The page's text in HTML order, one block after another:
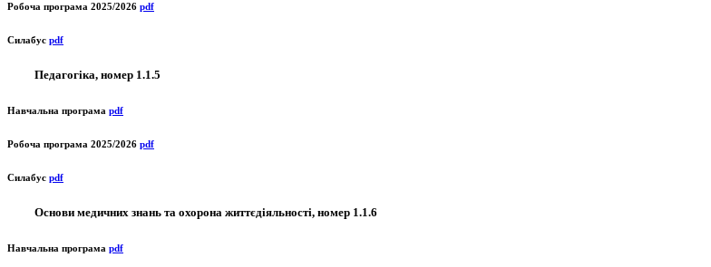
Робоча програма 2025/2026 pdf
Силабус pdf
Педагогіка, номер 1.1.5
Навчальна програма pdf
Робоча програма 2025/2026 pdf
Силабус pdf
Основи медичних знань та охорона життєдіяльності, номер 1.1.6
Навчальна програма pdf